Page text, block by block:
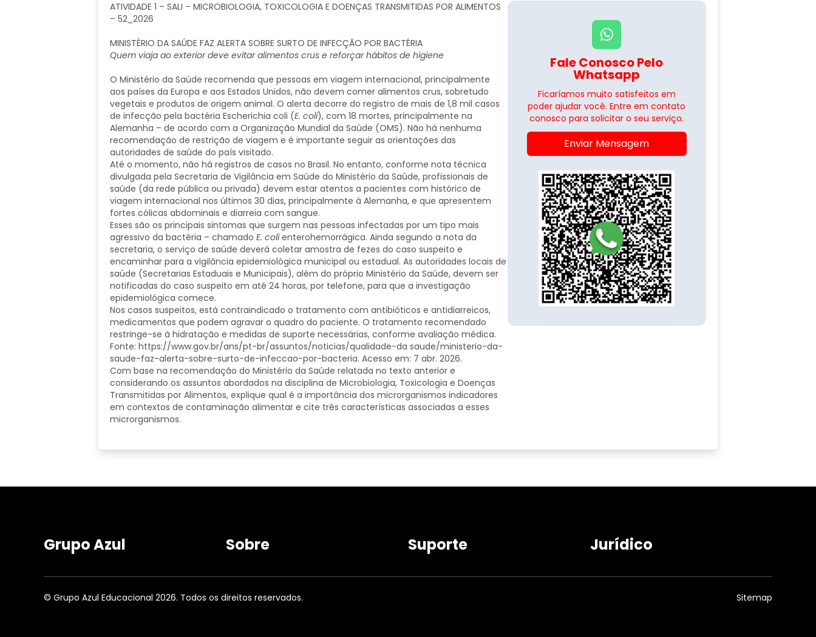
ATIVIDADE 1 – SALI – MICROBIOLOGIA, TOXICOLOGIA E DOENÇAS TRANSMITIDAS POR ALIMENTOS
– 52_2026
MINISTÉRIO DA SAÚDE FAZ ALERTA SOBRE SURTO DE INFECÇÃO POR BACTÉRIA
Quem viaja ao exterior deve evitar alimentos crus e reforçar hábitos de higiene
O Ministério da Saúde recomenda que pessoas em viagem internacional, principalmente
aos países da Europa e aos Estados Unidos, não devem comer alimentos crus, sobretudo
vegetais e produtos de origem animal. O alerta decorre do registro de mais de 1,8 mil casos
de infecção pela bactéria Escherichia coli (E. coli), com 18 mortes, principalmente na
Alemanha – de acordo com a Organização Mundial da Saúde (OMS). Não há nenhuma
recomendação de restrição de viagem e é importante seguir as orientações das
autoridades de saúde do país visitado.
Até o momento, não há registros de casos no Brasil. No entanto, conforme nota técnica
divulgada pela Secretaria de Vigilância em Saúde do Ministério da Saúde, profissionais de
saúde (da rede pública ou privada) devem estar atentos a pacientes com histórico de
viagem internacional nos últimos 30 dias, principalmente à Alemanha, e que apresentem
fortes cólicas abdominais e diarreia com sangue.
Esses são os principais sintomas que surgem nas pessoas infectadas por um tipo mais
agressivo da bactéria – chamado E. colienterohemorrágica. Ainda segundo a nota da
secretaria, o serviço de saúde deverá coletar amostra de fezes do caso suspeito e
encaminhar para a vigilância epidemiológica municipal ou estadual. As autoridades locais de
saúde (Secretarias Estaduais e Municipais), além do próprio Ministério da Saúde, devem ser
notificadas do caso suspeito em até 24 horas, por telefone, para que a investigação
epidemiológica comece.
Nos casos suspeitos, está contraindicado o tratamento com antibióticos e antidiarreicos,
medicamentos que podem agravar o quadro do paciente. O tratamento recomendado
restringe-se à hidratação e medidas de suporte necessárias, conforme avaliação médica.
Fonte: https://www.gov.br/ans/pt-br/assuntos/noticias/qualidade-da saude/ministerio-da-
saude-faz-alerta-sobre-surto-de-infeccao-por-bacteria. Acesso em: 7 abr. 2026.
Com base na recomendação do Ministério da Saúde relatada no texto anterior e
considerando os assuntos abordados na disciplina de Microbiologia, Toxicologia e Doenças
Transmitidas por Alimentos, explique qual é a importância dos microrganismos indicadores
em contextos de contaminação alimentar e cite três características associadas a esses
microrganismos.
Fale Conosco Pelo
Whatsapp
Ficaríamos muito satisfeitos em
poder ajudar você. Entre em contato
conosco para solicitar o seu serviço.
Enviar Mensagem
Grupo Azul Sobre Suporte Jurídico
© Grupo Azul Educacional 2026. Todos os direitos reservados. Sitemap